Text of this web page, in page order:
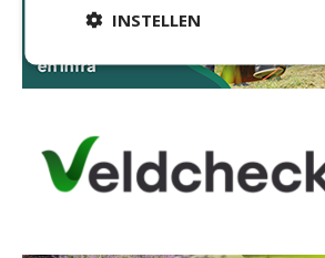
INSTELLEN